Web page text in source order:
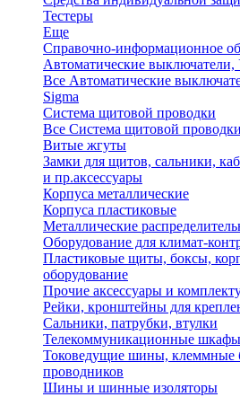
Тестеры
Еще
Справочно-информационное
Автоматические
Все Автоматические
Sigma
Система щитовой проводки
Все Система щитовой проводки
Витые жгуты
Замки для щитов, сальники,
и пр.аксессуары
Корпуса металлические
Корпуса пластиковые
Металлические
Оборудование для климат-
Пластиковые щиты, боксы,
оборудование
Прочие аксессуары и
Рейки, кронштейны для
Сальники, патрубки, втулки
Телекоммуникационные
Токоведущие шины, клеммные
проводников
Шины и шинные изоляторы